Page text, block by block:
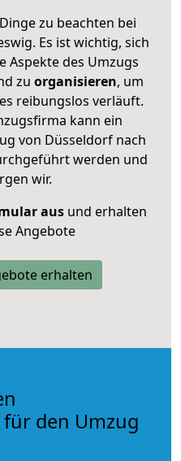
zu beachten bei
Es ist wichtig, sich
Aspekte des Umzugs
zu organisieren, um
reibungslos verläuft.
kann ein
von Düsseldorf nach
werden und
wir.
ausund erhalten
Angebote
erhalten
den Umzug